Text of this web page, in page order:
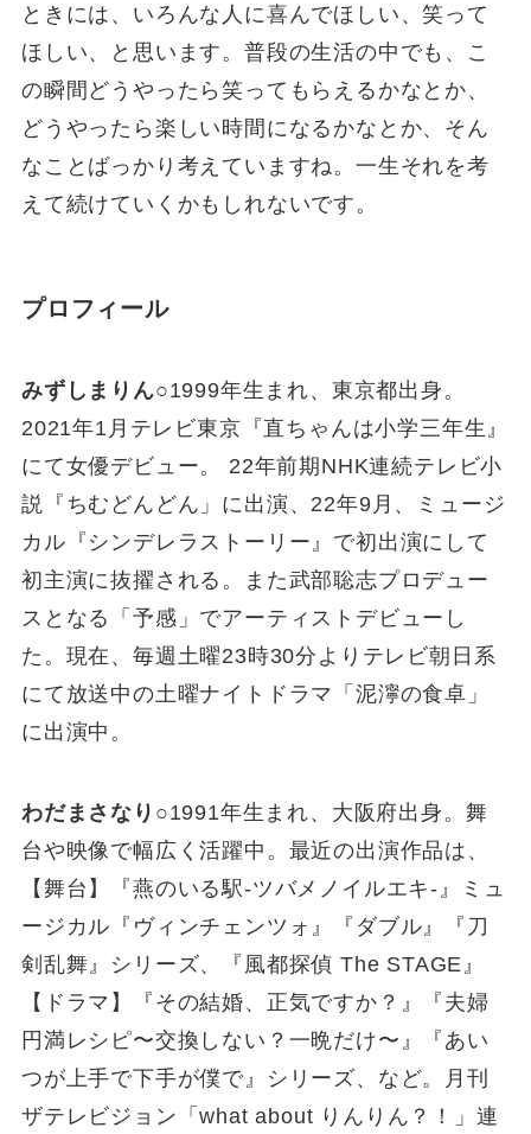
ときには、いろんな人に喜んでほしい、笑って
ほしい、と思います。普段の生活の中でも、こ
の瞬間どうやったら笑ってもらえるかなとか、
どうやったら楽しい時間になるかなとか、そん
なことばっかり考えていますね。一生それを考
えて続けていくかもしれないです。
プロフィール
みずしまりん○1999年生まれ、東京都出身。
2021年1月テレビ東京『直ちゃんは小学三年生』
にて女優デビュー。 22年前期NHK連続テレビ小
説『ちむどんどん」に出演、22年9月、ミュージ
カル『シンデレラストーリー』で初出演にして
初主演に抜擢される。また武部聡志プロデュー
スとなる「予感」でアーティストデビューし
た。現在、毎週土曜23時30分よりテレビ朝日系
にて放送中の土曜ナイトドラマ「泥濘の食卓」
に出演中。
わだまさなり ○1991年生まれ、大阪府出身。舞
台や映像で幅広く活躍中。最近の出演作品は、
【舞台】『燕のいる駅-ツバメノイルエキ-』ミュ
ージカル『ヴィンチェンツォ』『ダブル』『刀
剣乱舞』シリーズ、『風都探偵 The STAGE』
【ドラマ】『その結婚、正気ですか？』『夫婦
円満レシピ〜交換しない？一晩だけ〜』『あい
つが上手で下手が僕で』シリーズ、など。月刊
ザテレビジョン「what about りんりん？！」連